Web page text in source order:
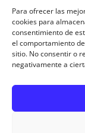
Para ofrecer las
cookies para
consentimiento de
el comportamiento
sitio. No consentir o
negativamente a
Mateo 15, 1-2. 10-14
Maria Asuncion
Matrimonios: